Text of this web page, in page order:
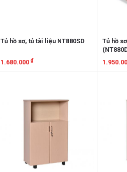
Tủ hồ sơ, tủ tài liệu NT880SD
1.680.000 ₫
Tủ hồ